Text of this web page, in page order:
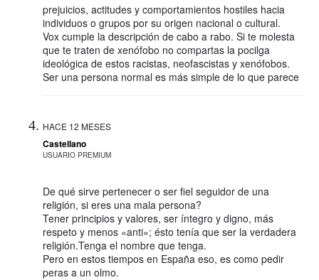
prejuicios, actitudes y comportamientos hostiles hacia
individuos o grupos por su origen nacional o cultural.
Vox cumple la descripción de cabo a rabo. Si te molesta
que te traten de xenófobo no compartas la pocilga
ideológica de estos racistas, neofascistas y xenófobos.
Ser una persona normal es más simple de lo que parece
HACE 12 MESES
Castellano
USUARIO PREMIUM
De qué sirve pertenecer o ser fiel seguidor de una
religión, si eres una mala persona?
Tener principios y valores, ser íntegro y digno, más
respeto y menos «anti»; ésto tenía que ser la verdadera
religión.Tenga el nombre que tenga.
Pero en estos tiempos en España eso, es como pedir
peras a un olmo.